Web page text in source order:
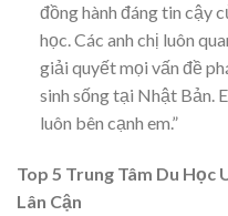
đồng hành đáng tin cậy
học. Các anh chị luôn
giải quyết mọi vấn đề
sinh sống tại Nhật Bản.
luôn bên cạnh em.”
Top 5 Trung Tâm Du Học
Lân Cận